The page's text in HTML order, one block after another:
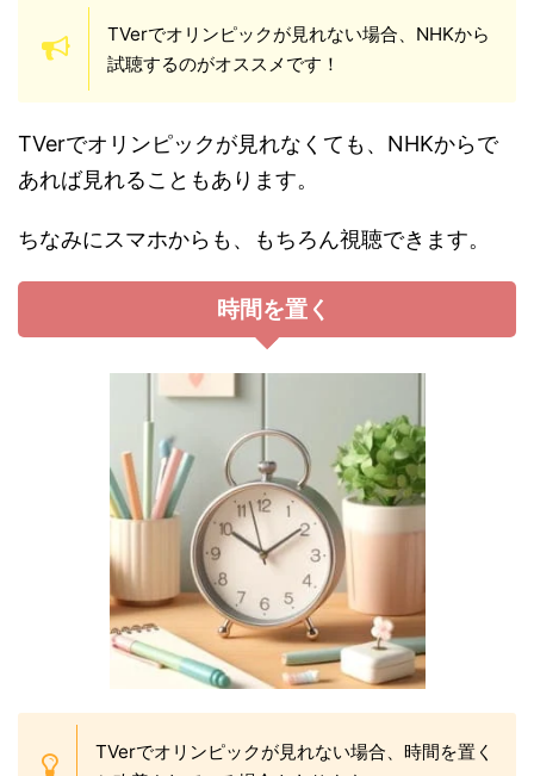
TVerでオリンピックが見れない場合、NHKから
試聴するのがオススメです！
TVerでオリンピックが見れなくても、NHKからで
あれば見れることもあります。
ちなみにスマホからも、もちろん視聴できます。
時間を置く
TVerでオリンピックが見れない場合、時間を置く